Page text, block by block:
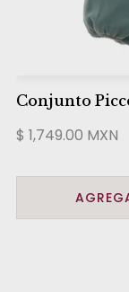
Conjunto
$ 1,749.00 MXN